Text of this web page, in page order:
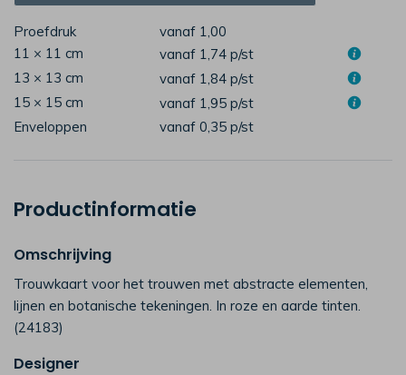
Proefdruk
vanaf 1,00
11 × 11 cm
vanaf 1,74 p/st
13 × 13 cm
vanaf 1,84 p/st
15 × 15 cm
vanaf 1,95 p/st
Enveloppen
vanaf 0,35 p/st
Productinformatie
Omschrijving
Trouwkaart voor het trouwen met abstracte elementen,
lijnen en botanische tekeningen. In roze en aarde tinten.
(24183)
Designer